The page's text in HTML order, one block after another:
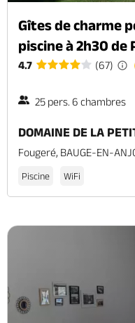
Gîtes de charme
piscine à 2h30 de
4.7 (67)
25 pers. 6 chambres
DOMAINE DE LA
Fougeré, BAUGE-EN-
Piscine WiFi